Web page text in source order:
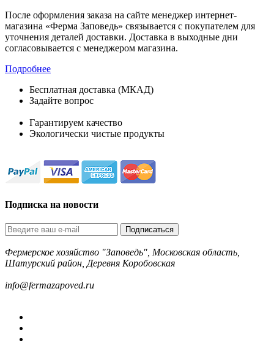
После оформления заказа на сайте менеджер интернет-
магазина «Ферма Заповедь» связывается с покупателем для
уточнения деталей доставки. Доставка в выходные дни
согласовывается с менеджером магазина.
Подробнее
Бесплатная доставка (МКАД)
Задайте вопрос
Гарантируем качество
Экологически чистые продукты
Подписка на новости
Подписаться
Фермерское хозяйство "Заповедь", Московская область,
Шатурский район, Деревня Коробовская
info@fermazapoved.ru